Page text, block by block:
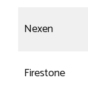
Nexen
Firestone